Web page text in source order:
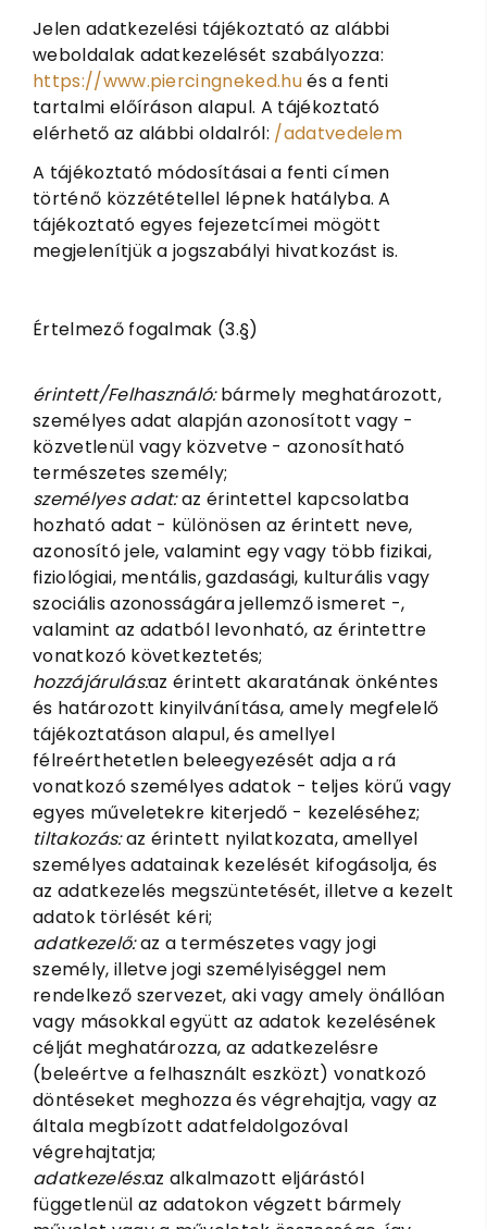
Jelen adatkezelési tájékoztató az alábbi
weboldalak adatkezelését szabályozza:
https://www.piercingneked.hués a fenti
tartalmi előíráson alapul. A tájékoztató
elérhető az alábbi oldalról: /adatvedelem
A tájékoztató módosításai a fenti címen
történő közzététellel lépnek hatályba. A
tájékoztató egyes fejezetcímei mögött
megjelenítjük a jogszabályi hivatkozást is.
Értelmező fogalmak (3.§)
érintett/Felhasználó:bármely meghatározott,
személyes adat alapján azonosított vagy -
közvetlenül vagy közvetve - azonosítható
természetes személy;
személyes adat:az érintettel kapcsolatba
hozható adat - különösen az érintett neve,
azonosító jele, valamint egy vagy több fizikai,
fiziológiai, mentális, gazdasági, kulturális vagy
szociális azonosságára jellemző ismeret -,
valamint az adatból levonható, az érintettre
vonatkozó következtetés;
hozzájárulás:az érintett akaratának önkéntes
és határozott kinyilvánítása, amely megfelelő
tájékoztatáson alapul, és amellyel
félreérthetetlen beleegyezését adja a rá
vonatkozó személyes adatok - teljes körű vagy
egyes műveletekre kiterjedő - kezeléséhez;
tiltakozás:az érintett nyilatkozata, amellyel
személyes adatainak kezelését kifogásolja, és
az adatkezelés megszüntetését, illetve a kezelt
adatok törlését kéri;
adatkezelő:az a természetes vagy jogi
személy, illetve jogi személyiséggel nem
rendelkező szervezet, aki vagy amely önállóan
vagy másokkal együtt az adatok kezelésének
célját meghatározza, az adatkezelésre
(beleértve a felhasznált eszközt) vonatkozó
döntéseket meghozza és végrehajtja, vagy az
általa megbízott adatfeldolgozóval
végrehajtatja;
adatkezelés:az alkalmazott eljárástól
függetlenül az adatokon végzett bármely